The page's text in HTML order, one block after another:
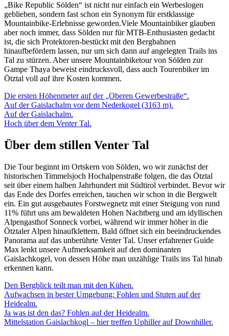
„Bike Republic Sölden“ ist nicht nur einfach ein Werbeslogen
geblieben, sondern fast schon ein Synonym für erstklassige
Mountainbike-Erlebnisse geworden.Viele Mountainbiker glauben
aber noch immer, dass Sölden nur für MTB-Enthusiasten gedacht
ist, die sich Protektoren-bestückt mit den Bergbahnen
hinaufbefördern lassen, nur um sich dann auf angelegten Trails ins
Tal zu stürzen. Aber unsere Mountainbiketour von Sölden zur
Gampe Thaya beweist eindrucksvoll, dass auch Tourenbiker im
Ötztal voll auf ihre Kosten kommen.
Die ersten Höhenmeter auf der „Oberen Gewerbestraße“.
Auf der Gaislachalm vor dem Nederkogel (3163 m).
Auf der Gaislachalm.
Hoch über dem Venter Tal.
Über dem stillen Venter Tal
Die Tour beginnt im Ortskern von Sölden, wo wir zunächst der
historischen Timmelsjoch Hochalpenstraße folgen, die das Ötztal
seit über einem halben Jahrhundert mit Südtirol verbindet. Bevor wir
das Ende des Dorfes erreichen, tauchen wir schon in die Bergwelt
ein. Ein gut ausgebautes Forstwegnetz mit einer Steigung von rund
11% führt uns am bewaldeten Hohen Nachtberg und am idyllischen
Alpengasthof Sonneck vorbei, während wir immer höher in die
Ötztaler Alpen hinaufklettern. Bald öffnet sich ein beeindruckendes
Panorama auf das unberührte Venter Tal. Unser erfahrener Guide
Max lenkt unsere Aufmerksamkeit auf den dominanten
Gaislachkogel, von dessen Höhe man unzählige Trails ins Tal hinab
erkennen kann.
Den Bergblick teilt man mit den Kühen.
Aufwachsen in bester Umgebung: Fohlen und Stuten auf der
Heidealm.
Ja was ist den das? Fohlen auf der Heidealm.
Mittelstation Gaislachkogl – hier treffen Uphiller auf Downhiller.